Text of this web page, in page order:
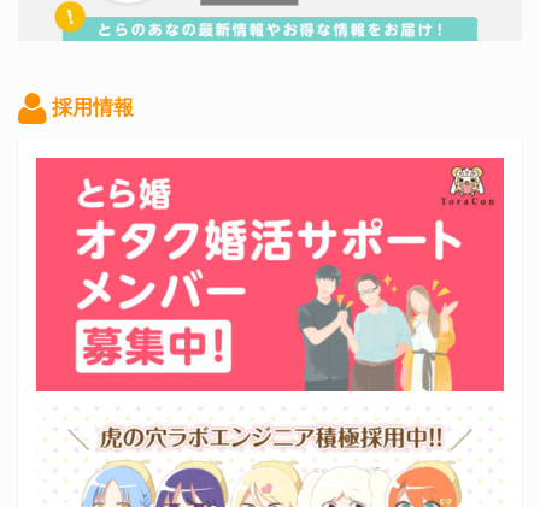
採用情報